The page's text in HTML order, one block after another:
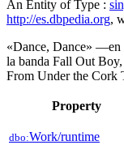
An Entity of Type :
http://es.dbpedia.org,
«Dance, Dance» —en
la banda Fall Out
From Under the Cork
Property
dbo:Work/runtime